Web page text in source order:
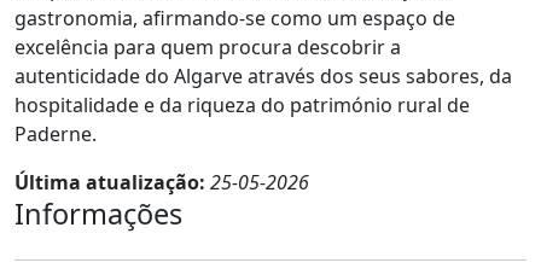
gastronomia, afirmando-se como um espaço de
excelência para quem procura descobrir a
autenticidade do Algarve através dos seus sabores, da
hospitalidade e da riqueza do património rural de
Paderne.
Última atualização: 25-05-2026
Informações